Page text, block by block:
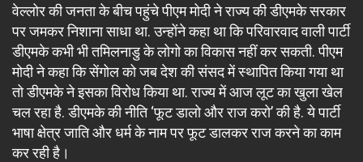
वेल्लोर की जनता के बीच पहुंचे पीएम मोदी ने राज्य की डीएमके सरकार
पर जमकर निशाना साधा था. उन्होंने कहा था कि परिवारवाद वाली पार्टी
डीएमके कभी भी तमिलनाडु के लोगो का विकास नहीं कर सकती. पीएम
मोदी ने कहा कि सेंगोल को जब देश की संसद में स्थापित किया गया था
तो डीएमके ने इसका विरोध किया था. राज्य में आज लूट का खुला खेल
चल रहा है. डीएमके की नीति ‘फूट डालो और राज करो’ की है. ये पार्टी
भाषा क्षेत्र जाति और धर्म के नाम पर फूट डालकर राज करने का काम
कर रही है।